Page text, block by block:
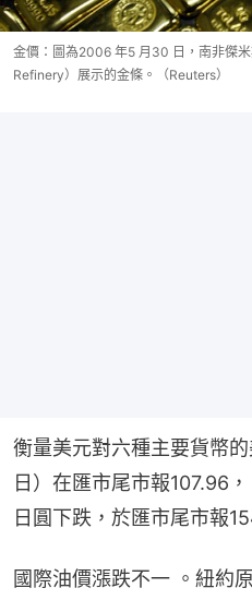
金價：圖為2006 年5 月30 日，南非傑
Refinery）展示的金條。（Reuters）
衡量美元對六種主要貨幣
日）在匯市尾市報107.96
日圓下跌，於匯市尾市報
國際油價漲跌不一 。紐約